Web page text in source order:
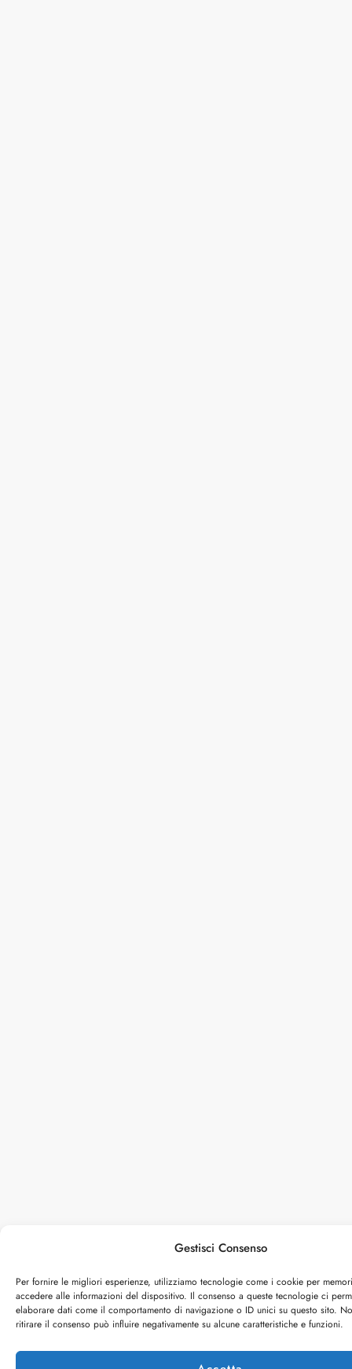
Gestisci Consenso
Per fornire le migliori esperienze, utilizziamo tecnologie come i cookie per
accedere alle informazioni del dispositivo. Il consenso a queste tecnologie ci
elaborare dati come il comportamento di navigazione o ID unici su questo sito.
ritirare il consenso può influire negativamente su alcune caratteristiche e funzioni.